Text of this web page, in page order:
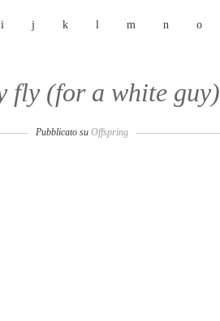
i j k l m n o
fly (for a white guy)
Pubblicato su Offspring